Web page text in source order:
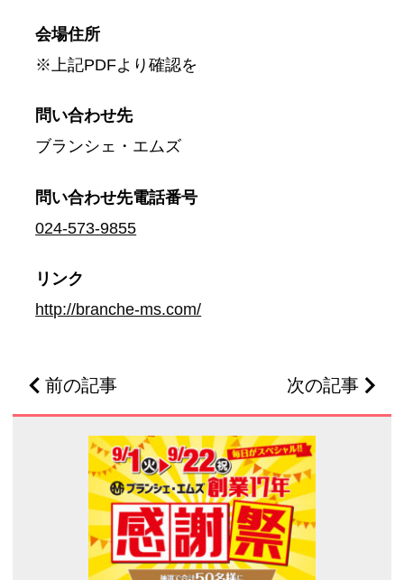
会場住所
※上記PDFより確認を
問い合わせ先
ブランシェ・エムズ
問い合わせ先電話番号
024-573-9855
リンク
http://branche-ms.com/
前の記事 次の記事